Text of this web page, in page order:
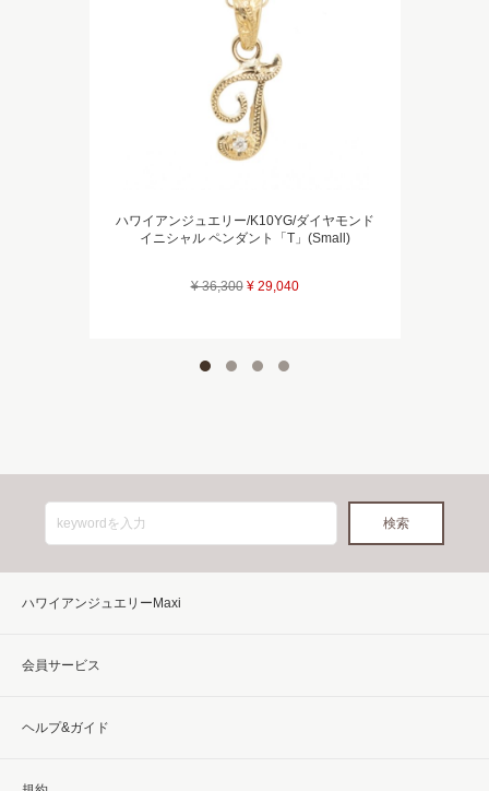
ハワイアンジュエリー/K10YG/ダイヤモンド
イニシャル ペンダント「T」(Small)
¥ 36,300 ¥ 29,040
ハワイアンジュエリーMaxi
会員サービス
ヘルプ&ガイド